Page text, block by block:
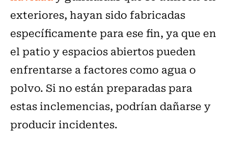
exteriores, hayan sido fabricadas
específicamente para ese fin, ya que en
el patio y espacios abiertos pueden
enfrentarse a factores como agua o
polvo. Si no están preparadas para
estas inclemencias, podrían dañarse y
producir incidentes.